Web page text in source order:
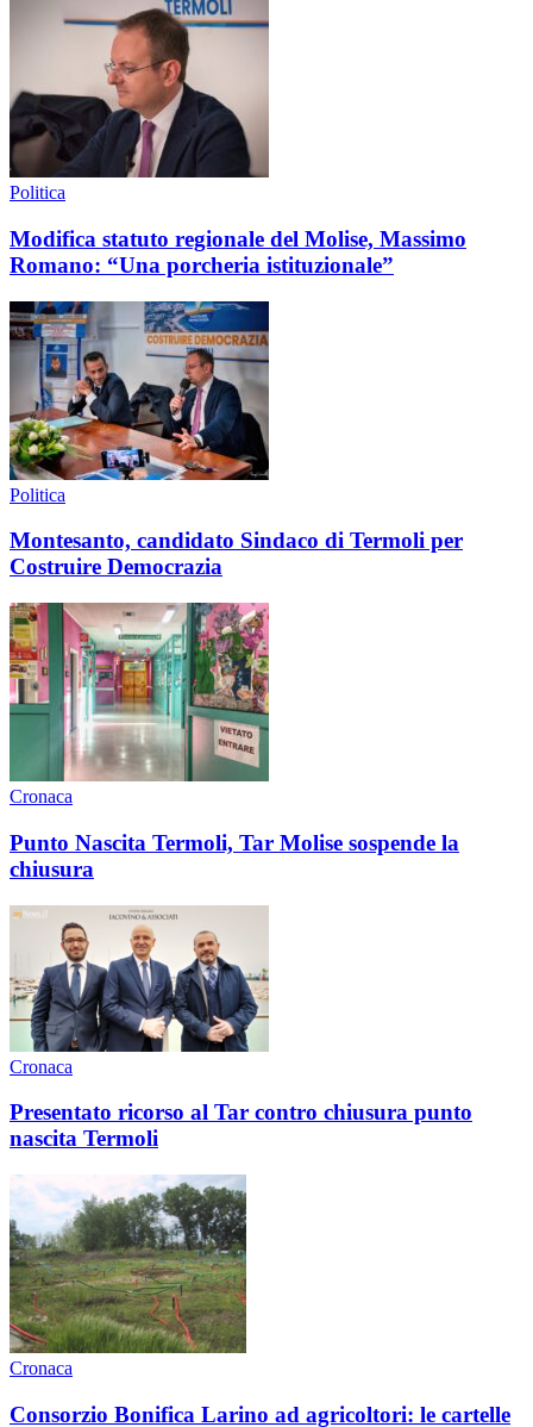
Politica
Modifica statuto regionale del Molise, Massimo
Romano: “Una porcheria istituzionale”
Politica
Montesanto, candidato Sindaco di Termoli per
Costruire Democrazia
Cronaca
Punto Nascita Termoli, Tar Molise sospende la
chiusura
Cronaca
Presentato ricorso al Tar contro chiusura punto
nascita Termoli
Cronaca
Consorzio Bonifica Larino ad agricoltori: le cartelle